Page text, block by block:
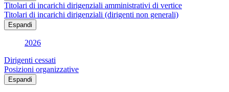
Titolari di incarichi dirigenziali amministrativi di vertice
Titolari di incarichi dirigenziali (dirigenti non generali)
Espandi
2026
Dirigenti cessati
Posizioni organizzative
Espandi